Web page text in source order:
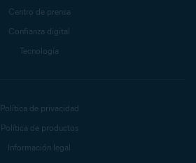
Centro de prensa
Confianza digital
Tecnología
Política de privacidad
Política de productos
Información legal